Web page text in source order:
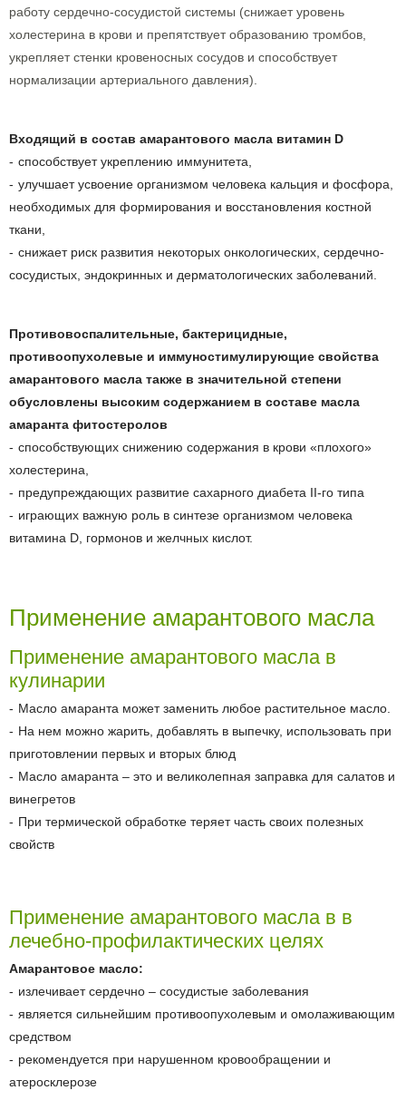
работу сердечно-сосудистой системы (снижает уровень
холестерина в крови и препятствует образованию тромбов,
укрепляет стенки кровеносных сосудов и способствует
нормализации артериального давления).
Входящий в состав амарантового масла витамин D
способствует укреплению иммунитета,
улучшает усвоение организмом человека кальция и фосфора,
необходимых для формирования и восстановления костной
ткани,
снижает риск развития некоторых онкологических, сердечно-
сосудистых, эндокринных и дерматологических заболеваний.
Противовоспалительные, бактерицидные,
противоопухолевые и иммуностимулирующие свойства
амарантового масла также в значительной степени
обусловлены высоким содержанием в составе масла
амаранта фитостеролов
способствующих снижению содержания в крови «плохого»
холестерина,
предупреждающих развитие сахарного диабета II-го типа
играющих важную роль в синтезе организмом человека
витамина D, гормонов и желчных кислот.
Применение амарантового масла
Применение амарантового масла в
кулинарии
Масло амаранта может заменить любое растительное масло.
На нем можно жарить, добавлять в выпечку, использовать при
приготовлении первых и вторых блюд
Масло амаранта – это и великолепная заправка для салатов и
винегретов
При термической обработке теряет часть своих полезных
свойств
Применение амарантового масла в в
лечебно-профилактических целях
Амарантовое масло:
излечивает сердечно – сосудистые заболевания
является сильнейшим противоопухолевым и омолаживающим
средством
рекомендуется при нарушенном кровообращении и
атеросклерозе